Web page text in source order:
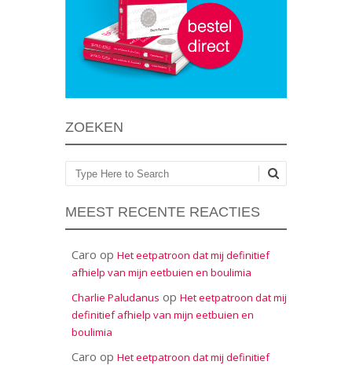
ZOEKEN
Zoeken
MEEST RECENTE REACTIES
Caro op Het eetpatroon dat mij definitief
afhielp van mijn eetbuien en boulimia
Charlie Paludanus op Het eetpatroon dat mij
definitief afhielp van mijn eetbuien en
boulimia
Caro op Het eetpatroon dat mij definitief